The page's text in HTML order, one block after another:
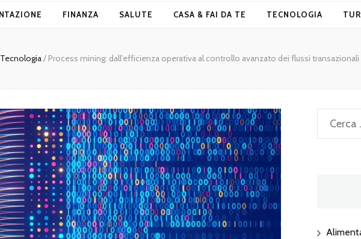
FINANZA SALUTE CASA & FAI DA TE TECNOLOGIA
Tecnologia/ Process mining: dall’efficienza operativa al controllo avanzato dei flussi transazionali
Ricerca
per: